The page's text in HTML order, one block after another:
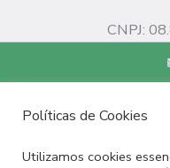
CNPJ:
Políticas de Cookies
Utilizamos cookies